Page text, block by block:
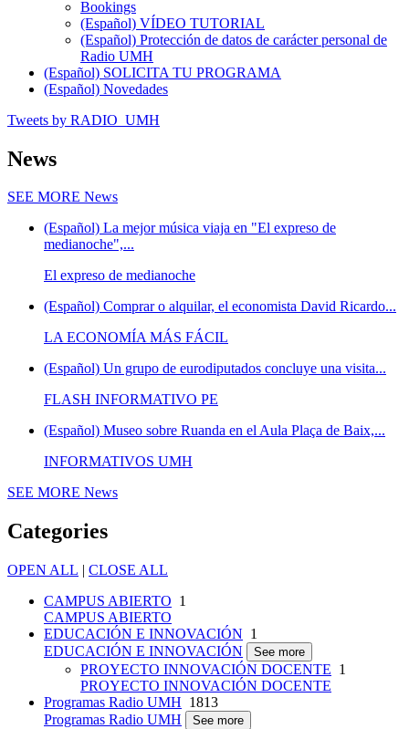
Bookings
(Español) VÍDEO TUTORIAL
(Español) Protección de datos de carácter personal de
Radio UMH
(Español) SOLICITA TU PROGRAMA
(Español) Novedades
Tweets by RADIO_UMH
News
SEE MORE News
(Español) La mejor música viaja en "El expreso de
medianoche",...
El expreso de medianoche
(Español) Comprar o alquilar, el economista David Ricardo...
LA ECONOMÍA MÁS FÁCIL
(Español) Un grupo de eurodiputados concluye una visita...
FLASH INFORMATIVO PE
(Español) Museo sobre Ruanda en el Aula Plaça de Baix,...
INFORMATIVOS UMH
SEE MORE News
Categories
OPEN ALL | CLOSE ALL
CAMPUS ABIERTO 1
CAMPUS ABIERTO
EDUCACIÓN E INNOVACIÓN 1
EDUCACIÓN E INNOVACIÓN
See more
PROYECTO INNOVACIÓN DOCENTE 1
PROYECTO INNOVACIÓN DOCENTE
Programas Radio UMH 1813
Programas Radio UMH
See more